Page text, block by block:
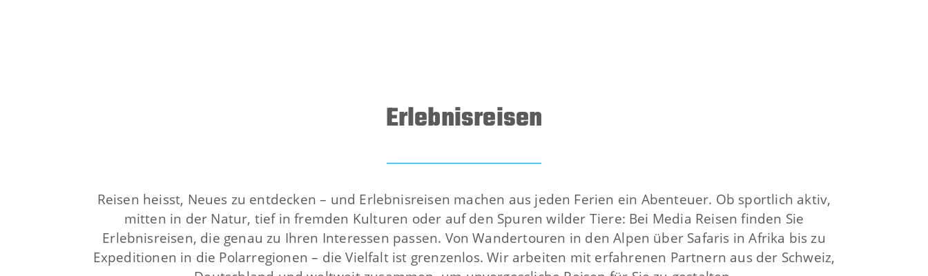
Erlebnisreisen
Reisen heisst, Neues zu entdecken – und Erlebnisreisen machen aus jeden Ferien ein Abenteuer. Ob sportlich aktiv,
mitten in der Natur, tief in fremden Kulturen oder auf den Spuren wilder Tiere: Bei Media Reisen finden Sie
Erlebnisreisen, die genau zu Ihren Interessen passen. Von Wandertouren in den Alpen über Safaris in Afrika bis zu
Expeditionen in die Polarregionen – die Vielfalt ist grenzenlos. Wir arbeiten mit erfahrenen Partnern aus der Schweiz,